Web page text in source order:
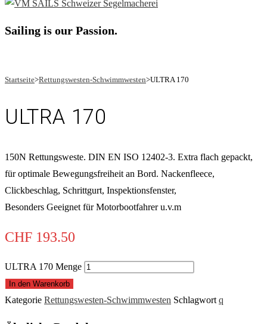
Sailing is our Passion.
Startseite>Rettungswesten-Schwimmwesten>ULTRA 170
ULTRA 170
150N Rettungsweste. DIN EN ISO 12402-3. Extra flach gepackt,
für optimale Bewegungsfreiheit an Bord. Nackenfleece,
Clickbeschlag, Schrittgurt, Inspektionsfenster,
Besonders Geeignet für Motorbootfahrer u.v.m
CHF 193.50
ULTRA 170 Menge
In den Warenkorb
Kategorie Rettungswesten-Schwimmwesten Schlagwort q